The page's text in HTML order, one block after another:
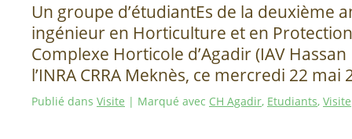
Un groupe d’étudiantEs de la deuxième
ingénieur en Horticulture et en
Complexe Horticole d’Agadir (IAV
l’INRA CRRA Meknès, ce mercredi 22 mai
Publié dans Visite | Marqué avec CH Agadir, Etudiants, Visite